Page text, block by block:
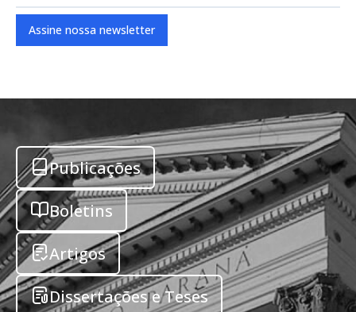
Assine nossa newsletter
Publicações
Boletins
Artigos
Dissertações e Teses